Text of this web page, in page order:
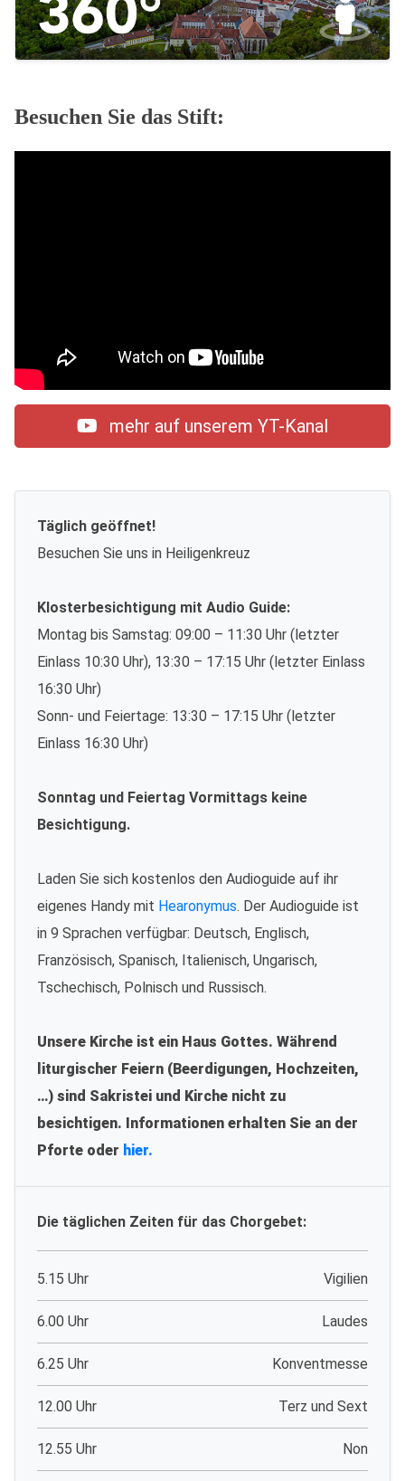
Besuchen Sie das Stift:
mehr auf unserem YT-Kanal
Täglich geöffnet!
Besuchen Sie uns in Heiligenkreuz
Klosterbesichtigung mit Audio Guide:
Montag bis Samstag: 09:00 – 11:30 Uhr (letzter
Einlass 10:30 Uhr), 13:30 – 17:15 Uhr (letzter Einlass
16:30 Uhr)
Sonn- und Feiertage: 13:30 – 17:15 Uhr (letzter
Einlass 16:30 Uhr)
Sonntag und Feiertag Vormittags keine
Besichtigung.
Laden Sie sich kostenlos den Audioguide auf ihr
eigenes Handy mit Hearonymus. Der Audioguide ist
in 9 Sprachen verfügbar: Deutsch, Englisch,
Französisch, Spanisch, Italienisch, Ungarisch,
Tschechisch, Polnisch und Russisch.
Unsere Kirche ist ein Haus Gottes. Während
liturgischer Feiern (Beerdigungen, Hochzeiten,
…) sind Sakristei und Kirche nicht zu
besichtigen. Informationen erhalten Sie an der
Pforte oder hier.
Die täglichen Zeiten für das Chorgebet:
5.15 Uhr Vigilien
6.00 Uhr Laudes
6.25 Uhr Konventmesse
12.00 Uhr Terz und Sext
12.55 Uhr Non